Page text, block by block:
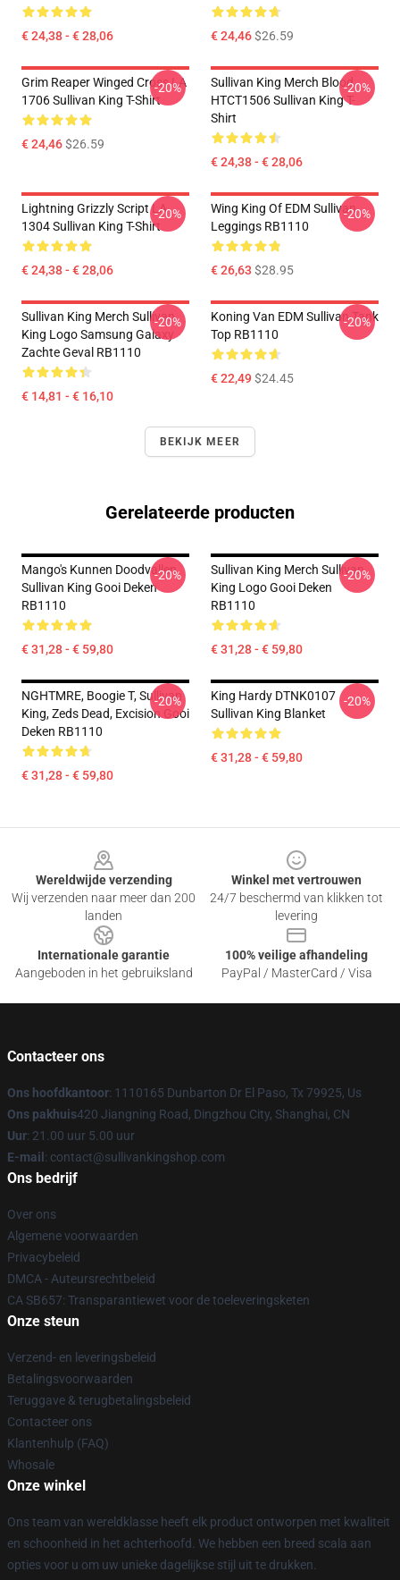
€ 24,38 - € 28,06 € 24,46$26.59
Grim Reaper Winged Cross LA
1706 Sullivan King T-Shirt
€ 24,46$26.59
-20%
Sullivan King Merch Blood
HTCT1506 Sullivan King T-
Shirt
€ 24,38 - € 28,06
-20%
Lightning Grizzly Script LA
1304 Sullivan King T-Shirt
€ 24,38 - € 28,06
-20%
Wing King Of EDM Sullivan
Leggings RB1110
€ 26,63 $28.95
-20%
Sullivan King Merch Sullivan
King Logo Samsung Galaxy
Zachte Geval RB1110
€ 14,81 - € 16,10
-20%
Koning Van EDM Sullivan Tank
Top RB1110
€ 22,49$24.45
-20%
BEKIJK MEER
Gerelateerde producten
Mango's Kunnen Doodvallen.
Sullivan King Gooi Deken
RB1110
€ 31,28 - € 59,80
-20%
Sullivan King Merch Sullivan
King Logo Gooi Deken
RB1110
€ 31,28 - € 59,80
-20%
NGHTMRE, Boogie T, Sullivan
King, Zeds Dead, Excision Gooi
Deken RB1110
€ 31,28 - € 59,80
-20%
King Hardy DTNK0107
Sullivan King Blanket
€ 31,28 - € 59,80
-20%
Wereldwijde verzending
Wij verzenden naar meer dan 200
landen
Winkel met vertrouwen
24/7 beschermd van klikken tot
levering
Internationale garantie
Aangeboden in het gebruiksland
100% veilige afhandeling
PayPal / MasterCard / Visa
Contacteer ons
Ons hoofdkantoor: 1110165 Dunbarton Dr El Paso, Tx 79925, Us
Ons pakhuis420 Jiangning Road, Dingzhou City, Shanghai, CN
Uur: 21.00 uur 5.00 uur
E-mail : contact@sullivankingshop.com
Ons bedrijf
Over ons
Algemene voorwaarden
Privacybeleid
DMCA - Auteursrechtbeleid
CA SB657: Transparantiewet voor de toeleveringsketen
Onze steun
Verzend- en leveringsbeleid
Betalingsvoorwaarden
Teruggave & terugbetalingsbeleid
Contacteer ons
Klantenhulp (FAQ)
Whosale
Onze winkel
Ons team van wereldklasse heeft elk product ontworpen met kwaliteit
en schoonheid in het achterhoofd. We hebben een breed scala aan
opties voor u om uw unieke dagelijkse stijl uit te drukken.